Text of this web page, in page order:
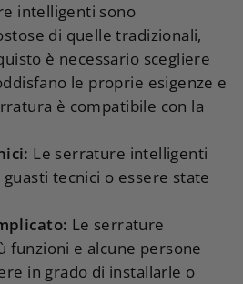
intelligenti sono
di quelle tradizionali,
è necessario scegliere
le proprie esigenze e
è compatibile con la
Le serrature intelligenti
tecnici o essere state
Le serrature
funzioni e alcune persone
in grado di installarle o